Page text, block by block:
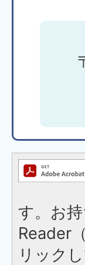
す。お
Reader
リック